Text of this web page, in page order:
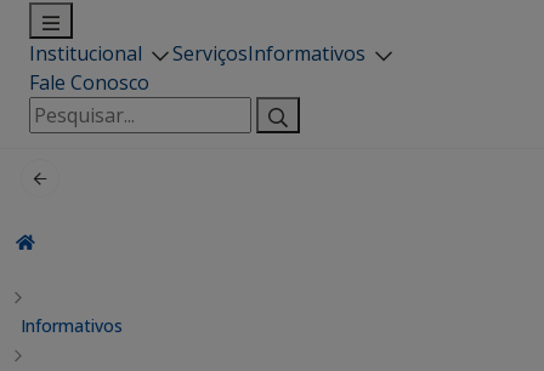
Institucional ServiçosInformativos
Fale Conosco
Pesquisar
por:
Informativos